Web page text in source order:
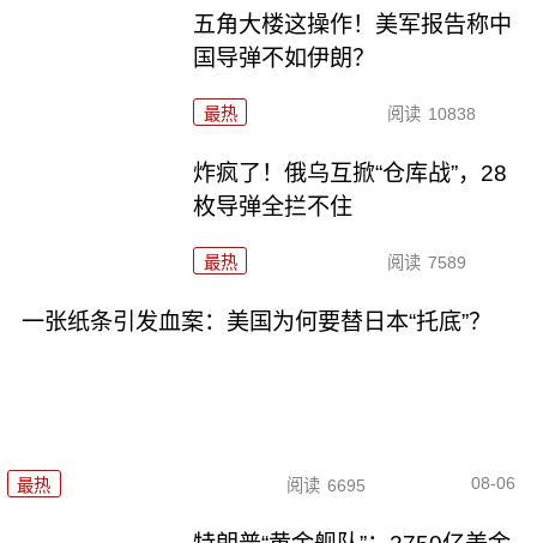
五角大楼这操作！美军报告称中
国导弹不如伊朗？
最热 阅读 10838
炸疯了！俄乌互掀“仓库战”，28
枚导弹全拦不住
最热 阅读 7589
一张纸条引发血案：美国为何要替日本“托底”？
最热 阅读 6695 08-06